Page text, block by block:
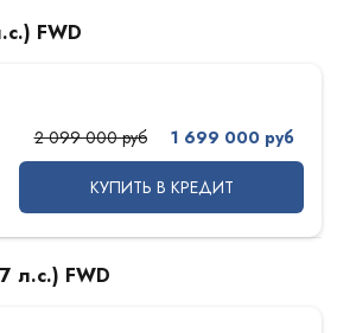
FWD
2 099 000 руб 1 699 000 руб
КУПИТЬ В КРЕДИТ
л.с.) FWD